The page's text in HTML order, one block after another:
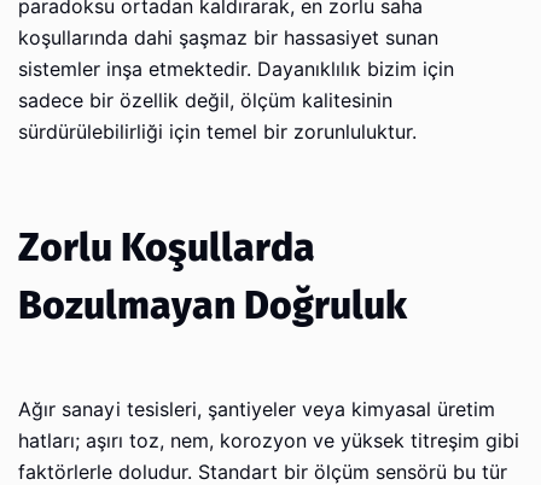
paradoksu ortadan kaldırarak, en zorlu saha
koşullarında dahi şaşmaz bir hassasiyet sunan
sistemler inşa etmektedir. Dayanıklılık bizim için
sadece bir özellik değil, ölçüm kalitesinin
sürdürülebilirliği için temel bir zorunluluktur.
Zorlu Koşullarda
Bozulmayan Doğruluk
Ağır sanayi tesisleri, şantiyeler veya kimyasal üretim
hatları; aşırı toz, nem, korozyon ve yüksek titreşim gibi
faktörlerle doludur. Standart bir ölçüm sensörü bu tür